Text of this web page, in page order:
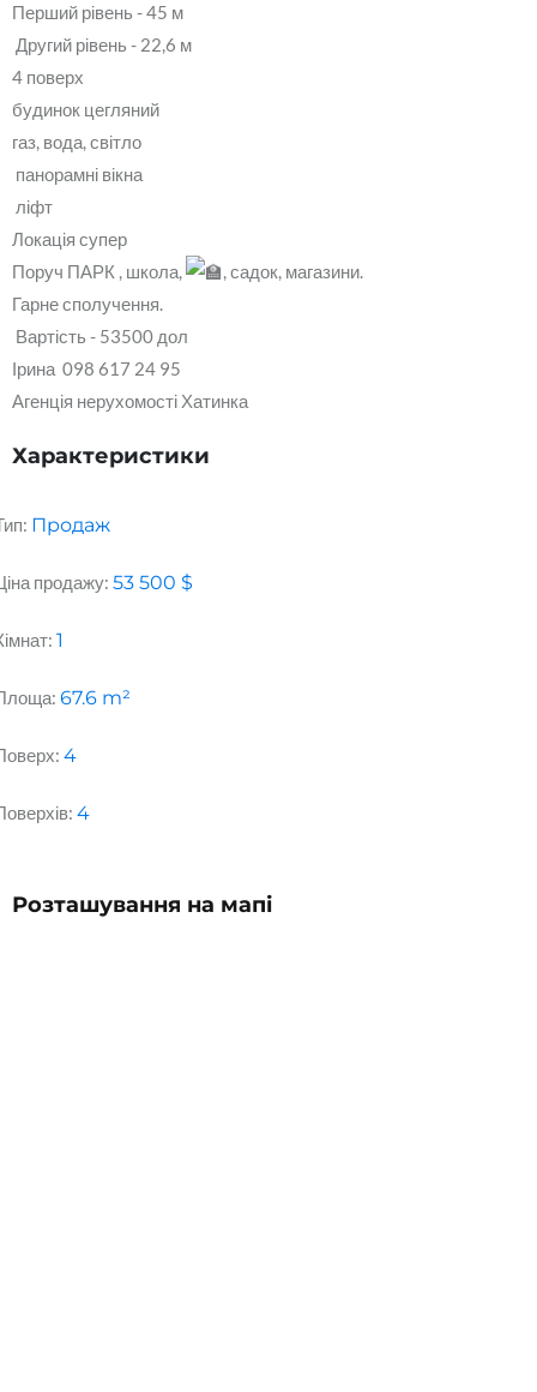
Перший рівень - 45 м
Другий рівень - 22,6 м
4 поверх
будинок цегляний
газ, вода, світло
панорамні вікна
ліфт
Локація супер
Поруч ПАРК , школа,
, садок, магазини.
Гарне сполучення.
Вартість - 53500 дол
Ірина 098 617 24 95
Агенція нерухомості Хатинка
Характеристики
Продаж
продажу: 53 500 $
1
67.6 m²
4
4
Розташування на мапі